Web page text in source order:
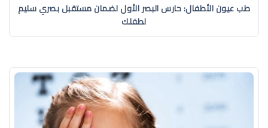
طب عيون الأطفال: حارس البصر الأول لضمان مستقبل بصري سليم
لطفلك